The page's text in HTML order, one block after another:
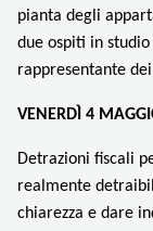
pianta degli
due ospiti in
rappresentante
VENERDÌ 4
Detrazioni fiscali
realmente
chiarezza e dare